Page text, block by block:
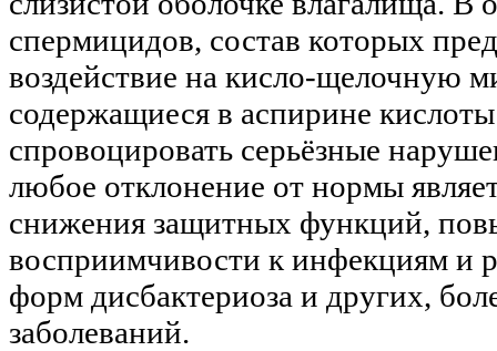
спермицидов, состав которых
воздействие на кисло-щелочную
содержащиеся в аспирине
спровоцировать серьёзные
любое отклонение от нормы
снижения защитных функций,
восприимчивости к инфекциям и
форм дисбактериоза и других,
заболеваний.